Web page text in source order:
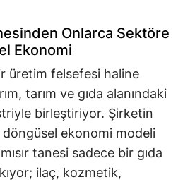
Onlarca Sektöre
Ekonomi
üretim felsefesi haline
tarım ve gıda alanındaki
birleştiriyor. Şirketin
döngüsel ekonomi modeli
tanesi sadece bir gıda
ilaç, kozmetik,